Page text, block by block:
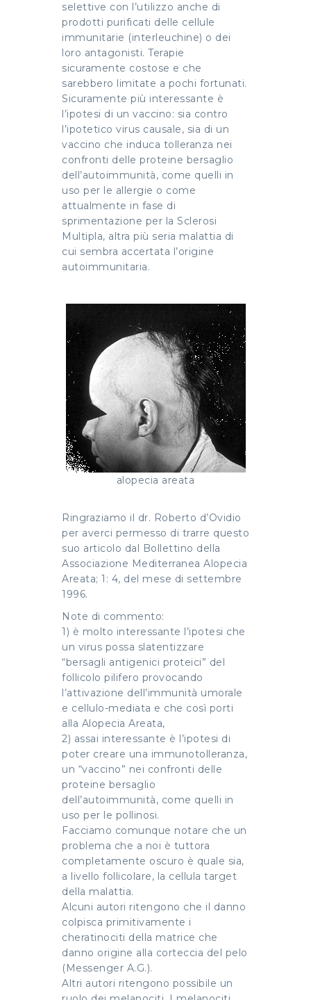
selettive con l’utilizzo anche di
prodotti purificati delle cellule
immunitarie (interleuchine) o dei
loro antagonisti. Terapie
sicuramente costose e che
sarebbero limitate a pochi fortunati.
Sicuramente più interessante è
l’ipotesi di un vaccino: sia contro
l’ipotetico virus causale, sia di un
vaccino che induca tolleranza nei
confronti delle proteine bersaglio
dell’autoimmunità, come quelli in
uso per le allergie o come
attualmente in fase di
sprimentazione per la Sclerosi
Multipla, altra più seria malattia di
cui sembra accertata l’origine
autoimmunitaria.
alopecia areata
Ringraziamo il dr. Roberto d’Ovidio
per averci permesso di trarre questo
suo articolo dal Bollettino della
Associazione Mediterranea Alopecia
Areata; 1: 4, del mese di settembre
1996.
Note di commento:
1) è molto interessante l’ipotesi che
un virus possa slatentizzare
“bersagli antigenici proteici” del
follicolo pilifero provocando
l’attivazione dell’immunità umorale
e cellulo-mediata e che così porti
alla Alopecia Areata,
2) assai interessante è l’ipotesi di
poter creare una immunotolleranza,
un “vaccino” nei confronti delle
proteine bersaglio
dell’autoimmunità, come quelli in
uso per le pollinosi.
Facciamo comunque notare che un
problema che a noi è tuttora
completamente oscuro è quale sia,
a livello follicolare, la cellula target
della malattia.
Alcuni autori ritengono che il danno
colpisca primitivamente i
cheratinociti della matrice che
danno origine alla corteccia del pelo
(Messenger A.G.).
Altri autori ritengono possibile un